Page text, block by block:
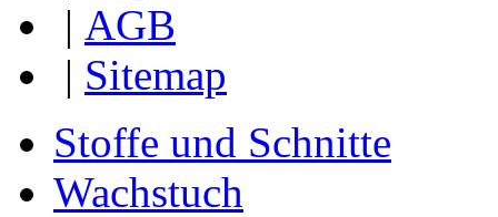
| AGB
| Sitemap
Stoffe und Schnitte
Wachstuch